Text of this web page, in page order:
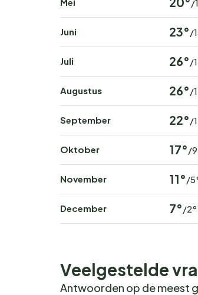
/
Juni 23° /
Juli 26° /
Augustus 26° /
September 22° /
Oktober 17° /
November 11° /
December 7° /2°
Veelgestelde
Antwoorden op de meest